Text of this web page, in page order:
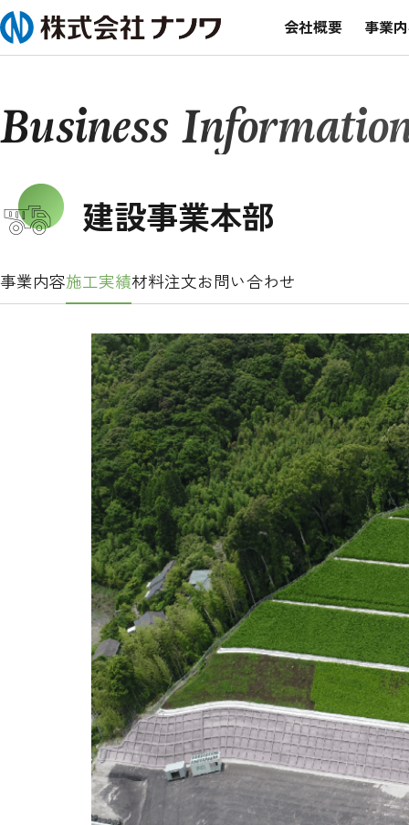
会社概要 事業
Business
建設事業本部
事業内容施工実績材料注文お問い合わせ